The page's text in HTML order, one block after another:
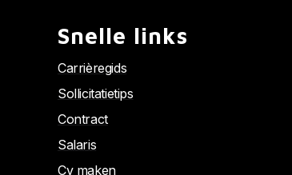
Snelle links
Carrièregids
Sollicitatietips
Contract
Salaris
Cv maken